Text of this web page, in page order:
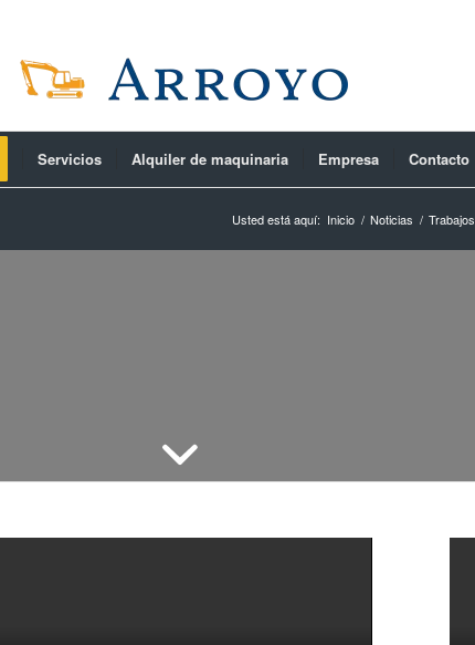
Servicios Alquiler de maquinaria Empresa Contacto
Usted está aquí: Inicio / Noticias / Trabajos